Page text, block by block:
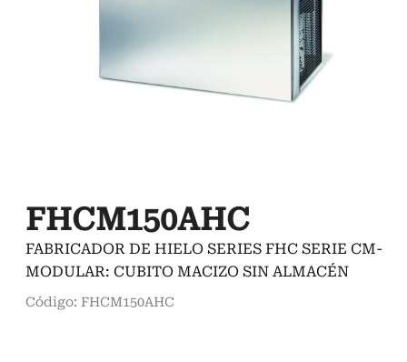
FHCM150AHC
FABRICADOR DE HIELO SERIES FHC SERIE CM-
MODULAR: CUBITO MACIZO SIN ALMACÉN
Código: FHCM150AHC